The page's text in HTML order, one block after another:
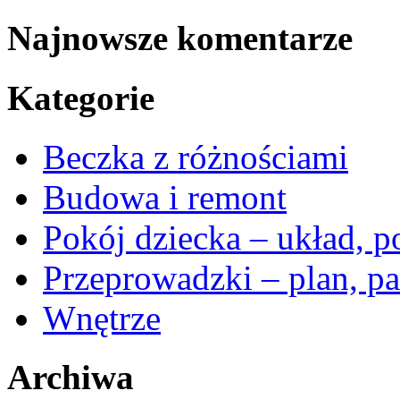
Najnowsze komentarze
Kategorie
Beczka z różnościami
Budowa i remont
Pokój dziecka – układ,
Przeprowadzki – plan,
Wnętrze
Archiwa